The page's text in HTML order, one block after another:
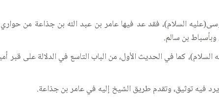
السلام)، فقد عد فيها عامر بن عبد الله بن جذاعة من حواري
بن سالم.
كما في الحديث الأول، من الباب التاسع في الدلالة على قبر
فيه توثيق، وتقدم طريق الشيخ إليه في عامر بن جذاعة.